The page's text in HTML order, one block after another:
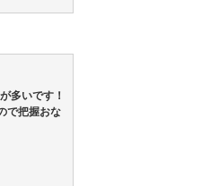
多いです！
で把握おな